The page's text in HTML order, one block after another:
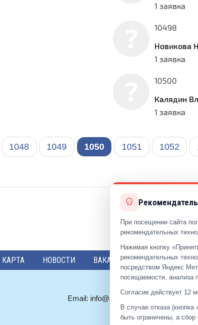
1 заявка
10498
Новикова
1 заявка
10500
Калядин
1 заявка
1048 1049 1050 1051 1052
КАРТА НОВОСТИ ВАКАНСИИ
Email: info@eds-reutov.ru
При посещении сайта
рекомендательных
Нажимая кнопку
рекомендательных
посредством Яндекс
посещаемости, анализа
Согласие действует 12
В случае отказа
быть ограничены, а